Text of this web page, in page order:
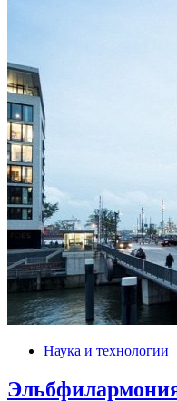
Наука и технологии